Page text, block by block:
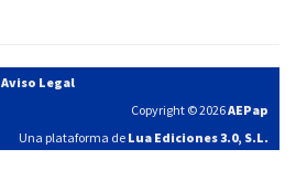
Aviso Legal
Copyright © 2026AEPap
Una plataforma de Lua Ediciones 3.0, S.L.